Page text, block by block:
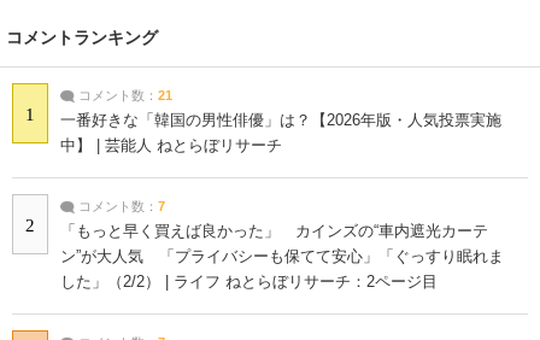
コメントランキング
1
コメント数： 21
一番好きな「韓国の男性俳優」は？【2026年版・人気投票実施
中】 | 芸能人 ねとらぼリサーチ
2
コメント数： 7
「もっと早く買えば良かった」 カインズの“車内遮光カーテ
ン”が大人気 「プライバシーも保てて安心」「ぐっすり眠れま
した」（2/2） | ライフ ねとらぼリサーチ：2ページ目